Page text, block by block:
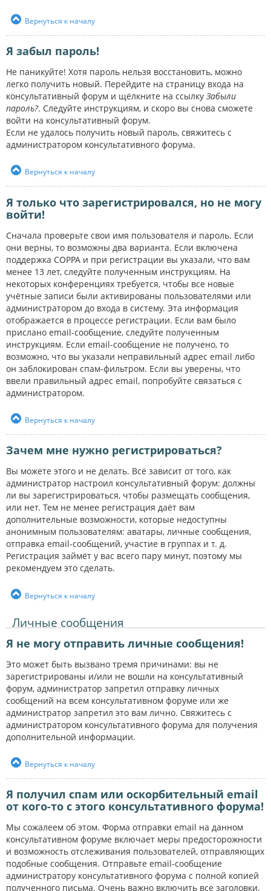
Вернуться к началу
Я забыл пароль!
Не паникуйте! Хотя пароль нельзя восстановить, можно
легко получить новый. Перейдите на страницу входа на
консультативный форум и щёлкните на ссылку Забыли
пароль?. Следуйте инструкциям, и скоро вы снова сможете
войти на консультативный форум.
Если не удалось получить новый пароль, свяжитесь с
администратором консультативного форума.
Вернуться к началу
Я только что зарегистрировался, но не могу
войти!
Сначала проверьте свои имя пользователя и пароль. Если
они верны, то возможны два варианта. Если включена
поддержка COPPA и при регистрации вы указали, что вам
менее 13 лет, следуйте полученным инструкциям. На
некоторых конференциях требуется, чтобы все новые
учётные записи были активированы пользователями или
администратором до входа в систему. Эта информация
отображается в процессе регистрации. Если вам было
прислано email-сообщение, следуйте полученным
инструкциям. Если email-сообщение не получено, то
возможно, что вы указали неправильный адрес email либо
он заблокирован спам-фильтром. Если вы уверены, что
ввели правильный адрес email, попробуйте связаться с
администратором.
Вернуться к началу
Зачем мне нужно регистрироваться?
Вы можете этого и не делать. Всё зависит от того, как
администратор настроил консультативный форум: должны
ли вы зарегистрироваться, чтобы размещать сообщения,
или нет. Тем не менее регистрация даёт вам
дополнительные возможности, которые недоступны
анонимным пользователям: аватары, личные сообщения,
отправка email-сообщений, участие в группах и т. д.
Регистрация займёт у вас всего пару минут, поэтому мы
рекомендуем это сделать.
Вернуться к началу
Личные сообщения
Я не могу отправить личные сообщения!
Это может быть вызвано тремя причинами: вы не
зарегистрированы и/или не вошли на консультативный
форум, администратор запретил отправку личных
сообщений на всем консультативном форуме или же
администратор запретил это вам лично. Свяжитесь с
администратором консультативного форума для получения
дополнительной информации.
Вернуться к началу
Я получил спам или оскорбительный email
от кого-то с этого консультативного форума!
Мы сожалеем об этом. Форма отправки email на данном
консультативном форуме включает меры предосторожности
и возможность отслеживания пользователей, отправляющих
подобные сообщения. Отправьте email-сообщение
администратору консультативного форума с полной копией
полученного письма. Очень важно включить все заголовки,